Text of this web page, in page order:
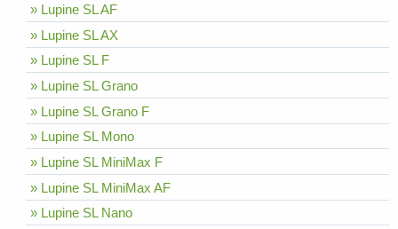
» Lupine SL AF
» Lupine SL AX
» Lupine SL F
» Lupine SL Grano
» Lupine SL Grano F
» Lupine SL Mono
» Lupine SL MiniMax F
» Lupine SL MiniMax AF
» Lupine SL Nano